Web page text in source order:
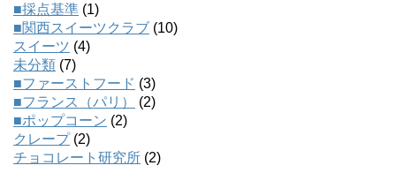
■採点基準 (1)
■関西スイーツクラブ (10)
スイーツ (4)
未分類 (7)
■ファーストフード (3)
■フランス（パリ）
(2)
■ポップコーン (2)
クレープ(2)
チョコレート研究所 (2)